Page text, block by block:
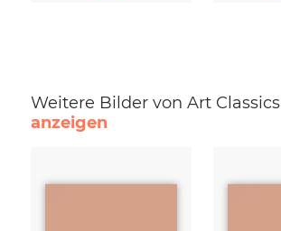
Weitere Bilder von Art Classics
anzeigen